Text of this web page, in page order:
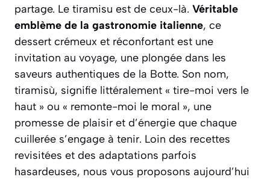
partage. Le tiramisu est de ceux-là. Véritable
emblème de la gastronomie italienne, ce
dessert crémeux et réconfortant est une
invitation au voyage, une plongée dans les
saveurs authentiques de la Botte. Son nom,
tiramisù, signifie littéralement « tire-moi vers le
haut » ou « remonte-moi le moral », une
promesse de plaisir et d’énergie que chaque
cuillerée s’engage à tenir. Loin des recettes
revisitées et des adaptations parfois
hasardeuses, nous vous proposons aujourd’hui